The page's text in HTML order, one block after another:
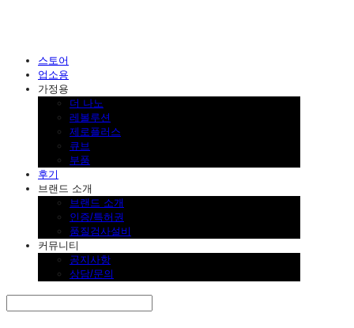
스토어
업소용
가정용
더 나노
레볼루션
제로플러스
큐브
부품
후기
브랜드 소개
브랜드 소개
인증/특허권
품질검사설비
커뮤니티
공지사항
상담/문의